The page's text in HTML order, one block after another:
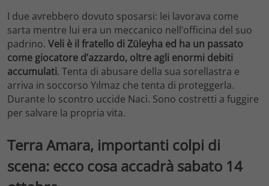
I due avrebbero dovuto sposarsi: lei lavorava come
sarta mentre lui era un meccanico nell’officina del suo
padrino. Veli è il fratello di Züleyha ed ha un passato
come giocatore d’azzardo, oltre agli enormi debiti
accumulati. Tenta di abusare della sua sorellastra e
arriva in soccorso Yılmaz che tenta di proteggerla.
Durante lo scontro uccide Naci. Sono costretti a fuggire
per salvare la propria vita.
Terra Amara, importanti colpi di
scena: ecco cosa accadrà sabato 14